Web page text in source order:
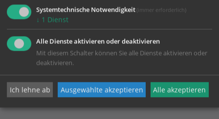
zurück
Systemtechnische Notwendigkeit (immer erforderlich)
↓ 1 Dienst
Alle Dienste aktivieren oder deaktivieren
Mit diesem Schalter können Sie alle Dienste aktivieren oder
deaktivieren.
Ich lehne ab Ausgewählte akzeptieren Alle akzeptieren